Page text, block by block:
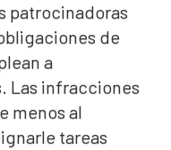
patrocinadoras
de
a
Las infracciones
menos al
tareas